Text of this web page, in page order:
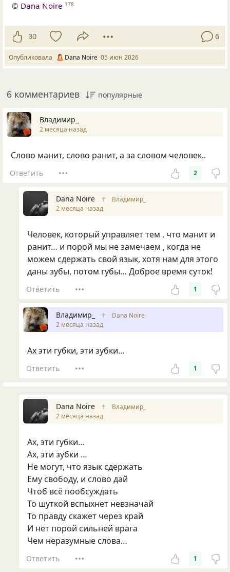
© Dana Noire 178
30 6
Опубликовала Dana Noire 05 июн 2026
6 комментариев популярные
Владимир_
2 месяца назад
Слово манит, слово ранит, а за словом человек..
Ответить 2
Dana Noire ↑
Владимир_
2 месяца назад
Человек, который управляет тем , что манит и
ранит… и порой мы не замечаем , когда не
можем сдержать свой язык, хотя нам для этого
даны зубы, потом губы… Доброе время суток!
Ответить 1
Владимир_ ↑
Dana Noire
2 месяца назад
Ах эти губки, эти зубки...
Ответить 1
Dana Noire ↑
Владимир_
2 месяца назад
Ах, эти губки…
Ах, эти зубки …
Не могут, что язык сдержать
Ему свободу, и слово дай
Чтоб всё пообсуждать
То шуткой вспыхнет невзначай
То правду скажет через край
И нет порой сильней врага
Чем неразумные слова…
Ответить 1